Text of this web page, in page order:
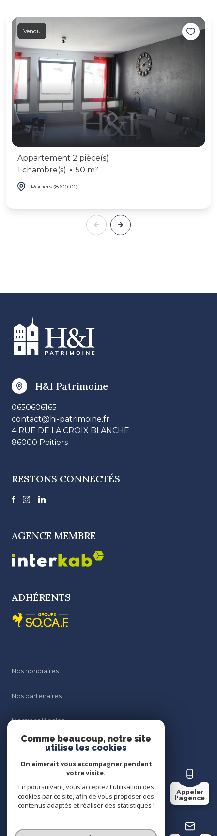
Appeler
l'agence
Vendu
Appartement 2 pièce(s)
1 chambre(s)
50 m²
Poitiers (86000)
H&I Patrimoine
0650606165
contact@hi-patrimoine.fr
4 RUE DE LA CROIX BLANCHE
86000 Poitiers
RESTONS CONNECTÉS
AGENCE MEMBRE
ADHÉRENTS
Nos honoraires
Nos partenaires
Mentions légales
Cookies
© 2026 | Tous droits réservés
Comme beaucoup, notre site
utilise les cookies
On aimerait vous accompagner pendant
votre visite.
En poursuivant, vous acceptez l'utilisation des
cookies par ce site, afin de vous proposer des
contenus adaptés et réaliser des statistiques !